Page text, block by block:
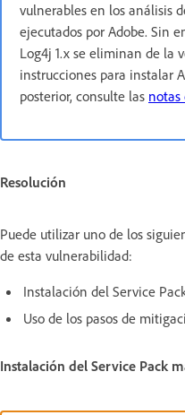
vulnerables en los análisis
ejecutados por Adobe. Sin
Log4j 1.x se eliminan de la
instrucciones para instalar
posterior, consulte las notas
Resolución
Puede utilizar uno de los
de esta vulnerabilidad:
Instalación del Service
Uso de los pasos de
Instalación del Service Pack